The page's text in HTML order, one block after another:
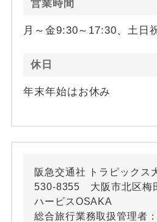
営業時間
月～金9:30～17:30、土日
休日
年末年始はお休み
阪急交通社 トラピックス
530-8355 大阪市北区梅
ハービスOSAKA
総合旅行業務取扱管理者